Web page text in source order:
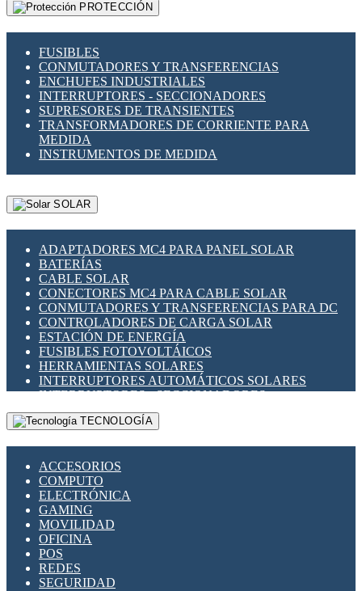
PROTECCIÓN
FUSIBLES
CONMUTADORES Y TRANSFERENCIAS
ENCHUFES INDUSTRIALES
INTERRUPTORES - SECCIONADORES
SUPRESORES DE TRANSIENTES
TRANSFORMADORES DE CORRIENTE PARA
MEDIDA
INSTRUMENTOS DE MEDIDA
SOLAR
ADAPTADORES MC4 PARA PANEL SOLAR
BATERÍAS
CABLE SOLAR
CONECTORES MC4 PARA CABLE SOLAR
CONMUTADORES Y TRANSFERENCIAS PARA DC
CONTROLADORES DE CARGA SOLAR
ESTACIÓN DE ENERGÍA
FUSIBLES FOTOVOLTÁICOS
HERRAMIENTAS SOLARES
INTERRUPTORES AUTOMÁTICOS SOLARES
INTERRUPTORES - SECCIONADORES
FOTOVOLTÁICOS
MONTAJE PANEL SOLAR
SUPRESOR DE TRANSIENTES SPDS PARA
APLICACIONES FOTOVOLTAICAS
TECNOLOGÍA
ACCESORIOS
COMPUTO
ELECTRÓNICA
GAMING
MOVILIDAD
OFICINA
POS
REDES
SEGURIDAD